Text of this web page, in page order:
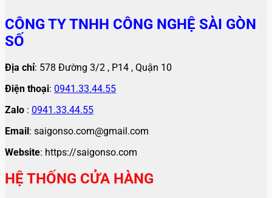
CÔNG TY TNHH CÔNG NGHỆ SÀI GÒN
SỐ
Địa chỉ: 578 Đường 3/2 , P14 , Quận 10
Điện thoại: 0941.33.44.55
Zalo : 0941.33.44.55
Email: saigonso.com@gmail.com
Website: https://saigonso.com
HỆ THỐNG CỬA HÀNG